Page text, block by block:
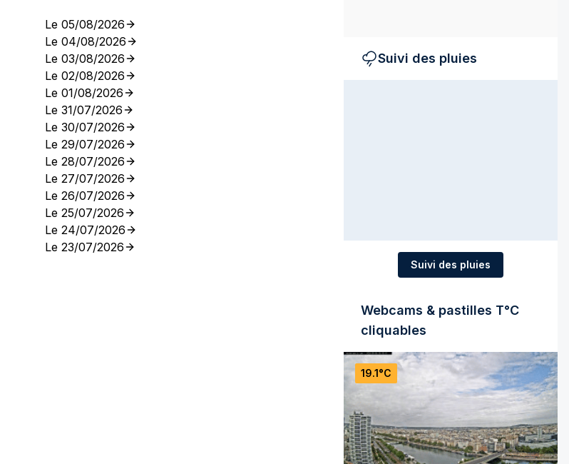
Le 05/08/2026
Le 04/08/2026
Le 03/08/2026
Le 02/08/2026
Le 01/08/2026
Le 31/07/2026
Le 30/07/2026
Le 29/07/2026
Le 28/07/2026
Le 27/07/2026
Le 26/07/2026
Le 25/07/2026
Le 24/07/2026
Le 23/07/2026
Suivi des pluies
Suivi des pluies
Webcams & pastilles T°C
cliquables
19.1°C